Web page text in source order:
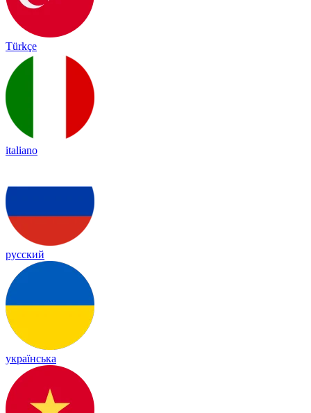
Türkçe
italiano
русский
українська